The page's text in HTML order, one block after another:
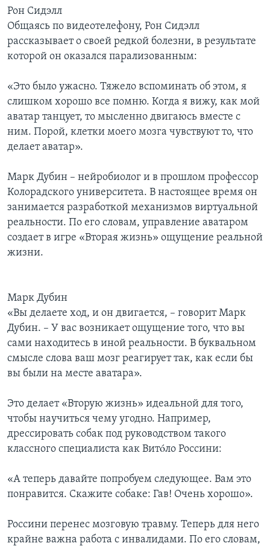
Рон Сидэлл
Общаясь по видеотелефону, Рон Сидэлл
рассказывает о своей редкой болезни, в результате
которой он оказался парализованным:
«Это было ужасно. Тяжело вспоминать об этом, я
слишком хорошо все помню. Когда я вижу, как мой
аватар танцует, то мысленно двигаюсь вместе с
ним. Порой, клетки моего мозга чувствуют то, что
делает аватар».
Марк Дубин – нейробиолог и в прошлом профессор
Колорадского университета. В настоящее время он
занимается разработкой механизмов виртуальной
реальности. По его словам, управление аватаром
создает в игре «Вторая жизнь» ощущение реальной
жизни.
Марк Дубин
«Вы делаете ход, и он двигается, – говорит Марк
Дубин. – У вас возникает ощущение того, что вы
сами находитесь в иной реальности. В буквальном
смысле слова ваш мозг реагирует так, как если бы
вы были на месте аватара».
Это делает «Вторую жизнь» идеальной для того,
чтобы научиться чему угодно. Например,
дрессировать собак под руководством такого
классного специалиста как Витóло Россини:
«А теперь давайте попробуем следующее. Вам это
понравится. Скажите собаке: Гав! Очень хорошо».
Россини перенес мозговую травму. Теперь для него
крайне важна работа с инвалидами. По его словам,